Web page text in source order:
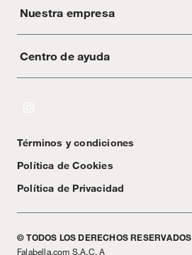
Nuestra empresa
Acerca de Crate
Centro de ayuda
Textos Legales
Términos y condiciones
Política de Cookies
Política de Privacidad
© TODOS LOS DERECHOS RESERVADOS
Falabella.com S.A.C. A